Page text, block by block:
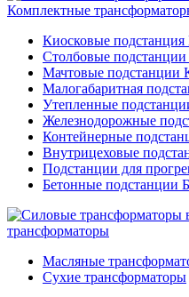
Комплектные
Киосковые
Столбовые
Мачтовые
Малогабаритная
Утепленные
Железнодорожные
Контейнерные
Внутрицеховые
Подстанции для
Бетонные
трансформаторы
Масляные
Сухие трансформаторы